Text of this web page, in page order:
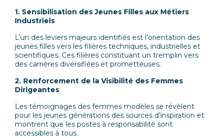
1. Sensibilisation des Jeunes Filles aux Métiers
Industriels
L’un des leviers majeurs identifiés est l’orientation des
jeunes filles vers les filières techniques, industrielles et
scientifiques. Ces filières constituant un tremplin vers
des carrières diversifiées et prometteuses.
2. Renforcement de la Visibilité des Femmes
Dirigeantes
Les témoignages des femmes modèles se révèlent
pour les jeunes générations des sources d’inspiration et
montrent que les postes à responsabilité sont
accessibles à tous.